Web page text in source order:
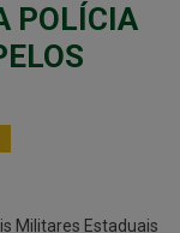
POLÍCIA
Militares Estaduais